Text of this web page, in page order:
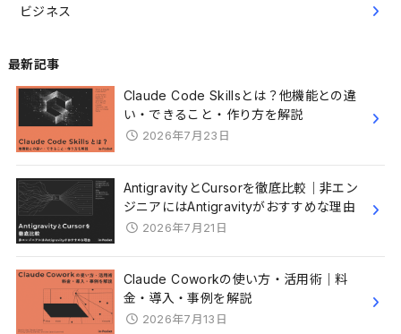
ビジネス
最新記事
Claude Code Skillsとは？他機能との違
い・できること・作り方を解説
2026年7月23日
AntigravityとCursorを徹底比較｜非エン
ジニアにはAntigravityがおすすめな理由
2026年7月21日
Claude Coworkの使い方・活用術｜料
金・導入・事例を解説
2026年7月13日